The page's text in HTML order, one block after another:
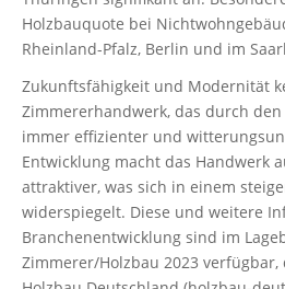
Holzbauquote bei
Rheinland-Pfalz, Berlin und im
Zukunftsfähigkeit und Modernität
Zimmererhandwerk, das durch
immer effizienter und
Entwicklung macht das Handwerk
attraktiver, was sich in einem
widerspiegelt. Diese und weitere
Branchenentwicklung sind im
Zimmerer/Holzbau 2023